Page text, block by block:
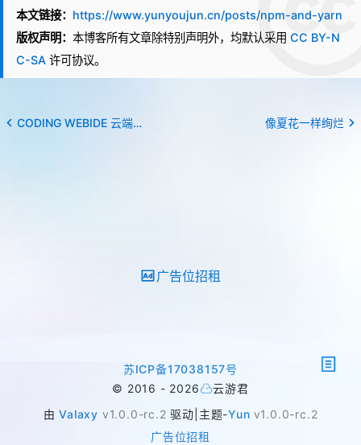
本文链接： https://www.yunyoujun.cn/posts/npm-and-yarn
版权声明： 本博客所有文章除特别声明外，均默认采用 CC BY-N
C-SA 许可协议。
CODING WEBIDE 云端开发实验室 像夏花一样绚烂
广告位招租
苏ICP备17038157号
© 2016 - 2026
云游君
由Valaxy v1.0.0-rc.2 驱动 主题-Yun v1.0.0-rc.2
广告位招租